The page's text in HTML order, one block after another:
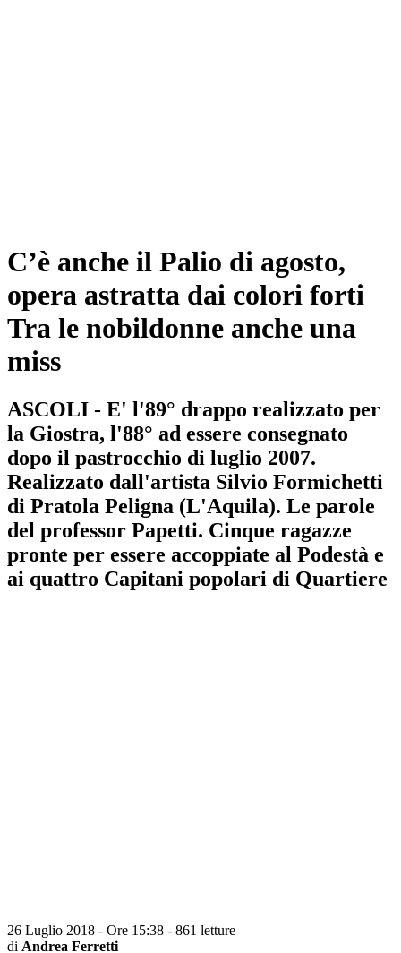
C’è anche il Palio di agosto,
opera astratta dai colori forti
Tra le nobildonne anche una
miss
ASCOLI - E' l'89° drappo realizzato per
la Giostra, l'88° ad essere consegnato
dopo il pastrocchio di luglio 2007.
Realizzato dall'artista Silvio Formichetti
di Pratola Peligna (L'Aquila). Le parole
del professor Papetti. Cinque ragazze
pronte per essere accoppiate al Podestà e
ai quattro Capitani popolari di Quartiere
26 Luglio 2018 - Ore 15:38 - 861 letture
di Andrea Ferretti